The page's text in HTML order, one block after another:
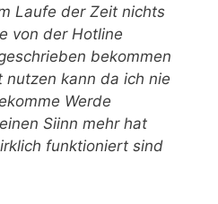
Laufe der Zeit nichts
von der Hotline
bekommen
kann da ich nie
Werde
Siinn mehr hat
funktioniert sind